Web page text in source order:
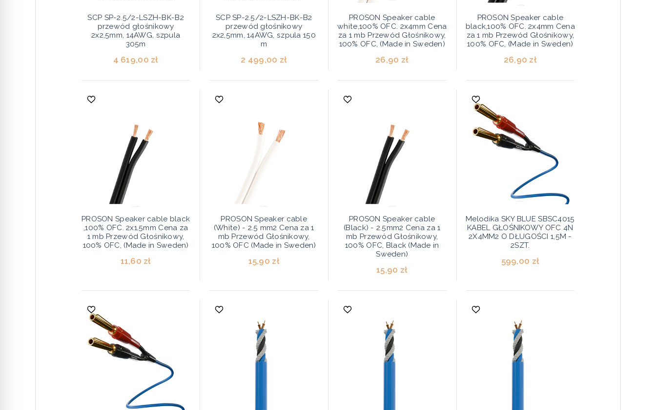
SCP SP-2.5/2-LSZH-BK-B2
przewód głośnikowy
2x2,5mm, 14AWG, szpula
305m
4 619,00 zł
SCP SP-2.5/2-LSZH-BK-B2
przewód głośnikowy
2x2,5mm, 14AWG, szpula 150
m
2 499,00 zł
PROSON Speaker cable
white,100% OFC. 2x4mm Cena
za 1 mb Przewód Głośnikowy,
100% OFC, (Made in Sweden)
26,90 zł
PROSON Speaker cable
black,100% OFC. 2x4mm Cena
za 1 mb Przewód Głośnikowy,
100% OFC, (Made in Sweden)
26,90 zł
PROSON Speaker cable black
,100% OFC. 2x1.5mm Cena za
1 mb Przewód Głośnikowy,
100% OFC, (Made in Sweden)
11,60 zł
PROSON Speaker cable
(White) - 2.5 mm2 Cena za 1
mb Przewód Głośnikowy,
100% OFC (Made in Sweden)
15,90 zł
PROSON Speaker cable
(Black) - 2.5mm2 Cena za 1
mb Przewód Głośnikowy,
100% OFC, Black (Made in
Sweden)
15,90 zł
Melodika SKY BLUE SBSC4015
KABEL GŁOŚNIKOWY OFC 4N
2X4MM2 O DŁUGOŚCI 1,5M -
2SZT.
599,00 zł